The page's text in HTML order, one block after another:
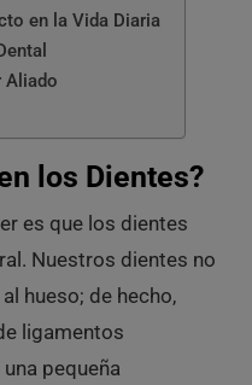
en la Vida Diaria
Aliado
los Dientes?
es que los dientes
Nuestros dientes no
hueso; de hecho,
ligamentos
pequeña